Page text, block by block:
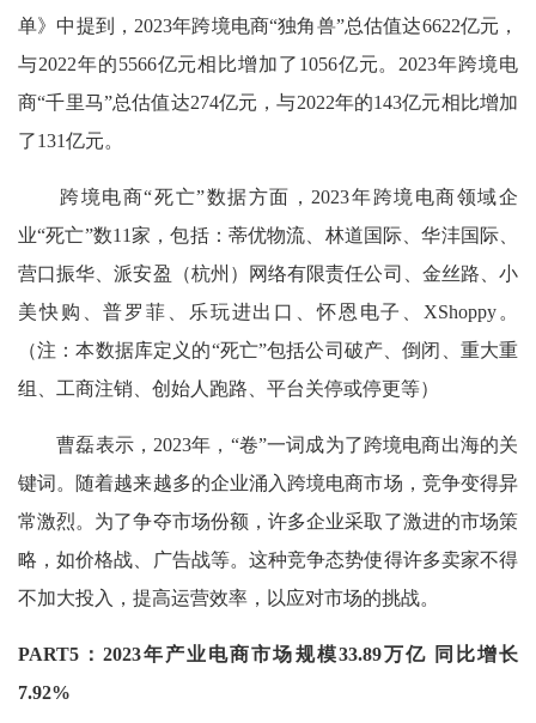
单》中提到，2023年跨境电商“独角兽”总估值达6622亿元，
与2022年的5566亿元相比增加了1056亿元。2023年跨境电
商“千里马”总估值达274亿元，与2022年的143亿元相比增加
了131亿元。
跨境电商“死亡”数据方面，2023年跨境电商领域企
业“死亡”数11家，包括：蒂优物流、林道国际、华沣国际、
营口振华、派安盈（杭州）网络有限责任公司、金丝路、小
美快购、普罗菲、乐玩进出口、怀恩电子、XShoppy。
（注：本数据库定义的“死亡”包括公司破产、倒闭、重大重
组、工商注销、创始人跑路、平台关停或停更等）
曹磊表示，2023年，“卷”一词成为了跨境电商出海的关
键词。随着越来越多的企业涌入跨境电商市场，竞争变得异
常激烈。为了争夺市场份额，许多企业采取了激进的市场策
略，如价格战、广告战等。这种竞争态势使得许多卖家不得
不加大投入，提高运营效率，以应对市场的挑战。
PART5：2023年产业电商市场规模33.89万亿 同比增长
7.92%